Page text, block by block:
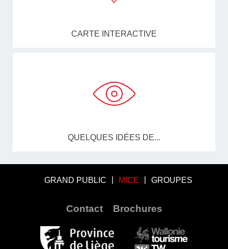
CARTE INTERACTIVE
QUELQUES IDÉES DE...
GRAND PUBLIC MICE GROUPES
Contact Brochures